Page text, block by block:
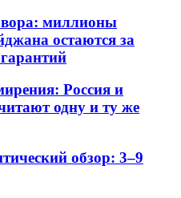
миллионы
остаются за
Россия и
одну и ту же
обзор: 3–9